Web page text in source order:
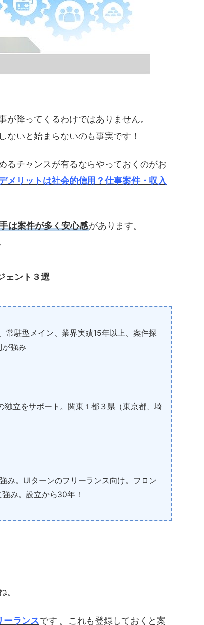
降ってくるわけではありません。
ないと始まらないのも事実です！
るチャンスが有るならやっておくのがお
メリットは社会的信用？仕事案件・収入
は案件が多く安心感があります。
ェント３選
常駐型メイン 、業界実績15年以上、案件探
が強み
立をサポート。関東１都３県（東京都、埼
み。UIターンのフリーランス向け。フロン
み。設立から30年！
。
ーランスです 。これも登録しておくと案